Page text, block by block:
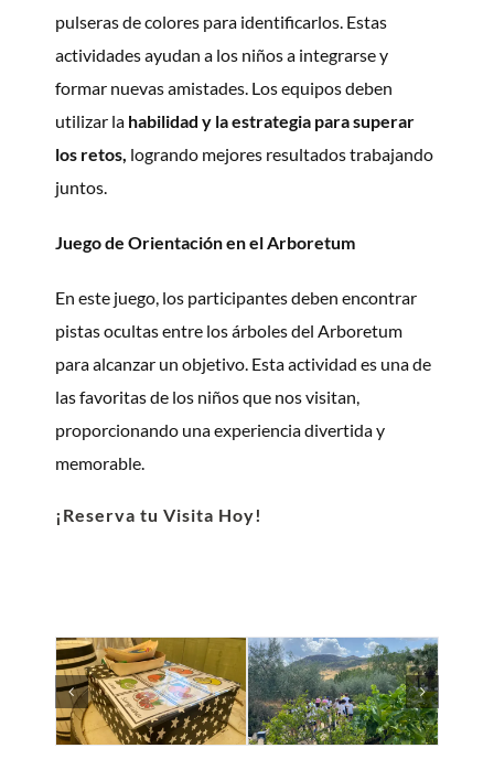
pulseras de colores para identificarlos. Estas
actividades ayudan a los niños a integrarse y
formar nuevas amistades. Los equipos deben
utilizar lahabilidad y la estrategia para superar
los retos, logrando mejores resultados trabajando
juntos.
Juego de Orientación en el Arboretum
En este juego, los participantes deben encontrar
pistas ocultas entre los árboles del Arboretum
para alcanzar un objetivo. Esta actividad es una de
las favoritas de los niños que nos visitan,
proporcionando una experiencia divertida y
memorable.
¡Reserva tu Visita Hoy!